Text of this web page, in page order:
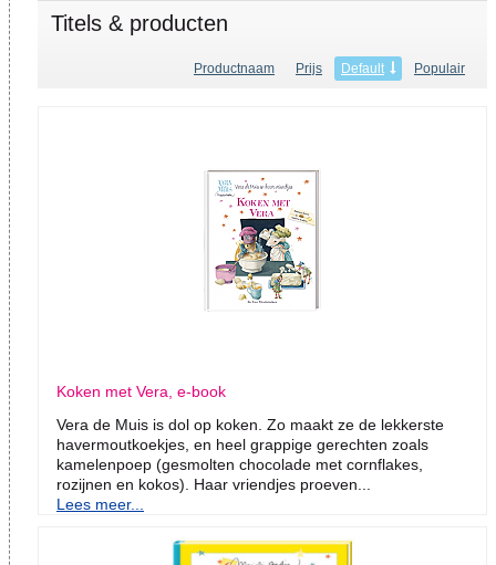
Titels & producten
Productnaam Prijs Default Populair
Koken met Vera, e-book
Vera de Muis is dol op koken. Zo maakt ze de lekkerste
havermoutkoekjes, en heel grappige gerechten zoals
kamelenpoep (gesmolten chocolade met cornflakes,
rozijnen en kokos). Haar vriendjes proeven...
Lees meer...